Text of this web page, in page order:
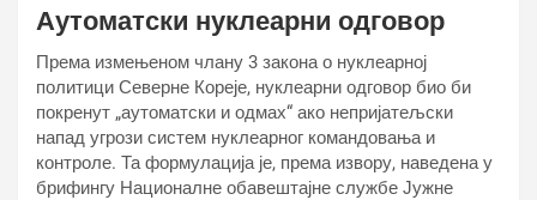
Аутоматски нуклеарни одговор
Према измењеном члану 3 закона о нуклеарној
политици Северне Кореје, нуклеарни одговор био би
покренут „аутоматски и одмах“ ако непријатељски
напад угрози систем нуклеарног командовања и
контроле. Та формулација је, према извору, наведена у
брифингу Националне обавештајне службе Јужне